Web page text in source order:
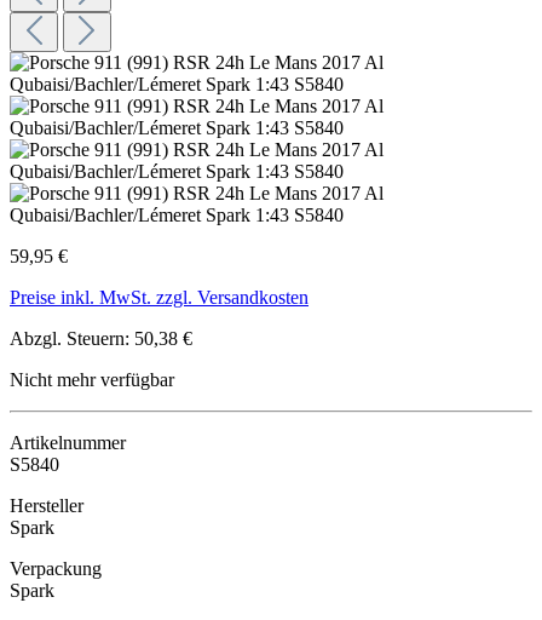
59,95 €
Preise inkl. MwSt. zzgl. Versandkosten
Abzgl. Steuern: 50,38 €
Nicht mehr verfügbar
Artikelnummer
S5840
Hersteller
Spark
Verpackung
Spark